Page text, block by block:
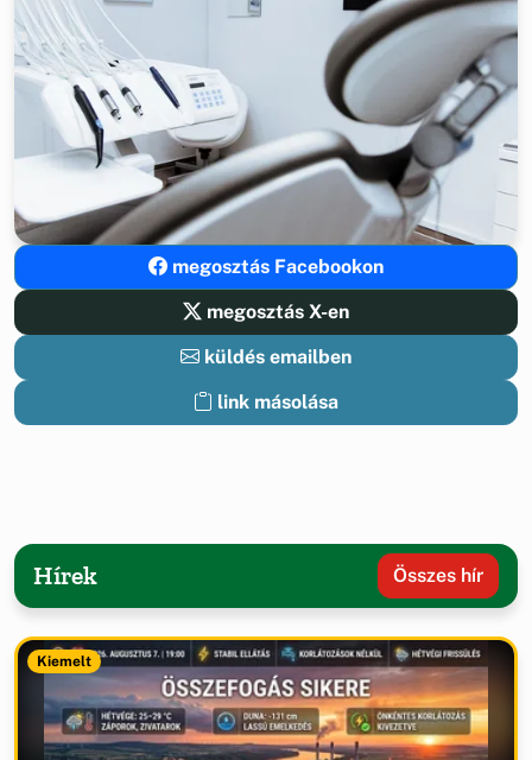
megosztás Facebookon
megosztás X-en
küldés emailben
link másolása
Hírek Összes hír
Kiemelt